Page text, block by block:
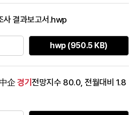
사 결과보고서.hwp
hwp (950.5 KB)
企경기전망지수 80.0, 전월대비 1.8